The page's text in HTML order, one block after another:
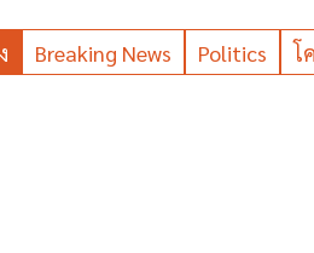
Breaking News Politics โ